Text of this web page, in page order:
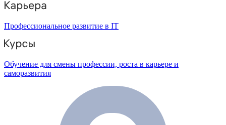
Профессиональное развитие в IT
Обучение для смены профессии, роста в карьере и
саморазвития